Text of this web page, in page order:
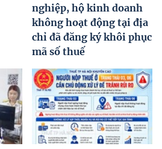
nghiệp, hộ kinh doanh
không hoạt động tại địa
chỉ đã đăng ký khôi phục
mã số thuế